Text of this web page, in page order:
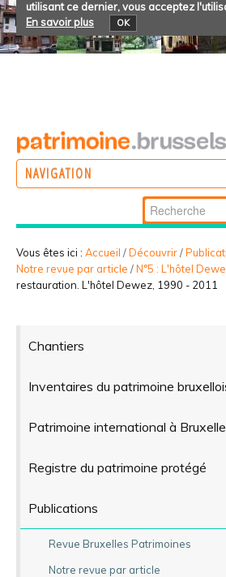
utilisant ce dernier, vous acceptez
En savoir plus
OK
NAVIGATION
PARTICIPER
Chercher par
Recherche
avancée…
Vous êtes ici : Accueil /Découvrir/
Notre revue par article /N°5 : L'hôtel
restauration. L'hôtel Dewez, 1990 - 2011
Chantiers
Inventaires du patrimoine
Patrimoine international à
Registre du patrimoine protégé
Publications
Revue Bruxelles Patrimoines
Notre revue par article